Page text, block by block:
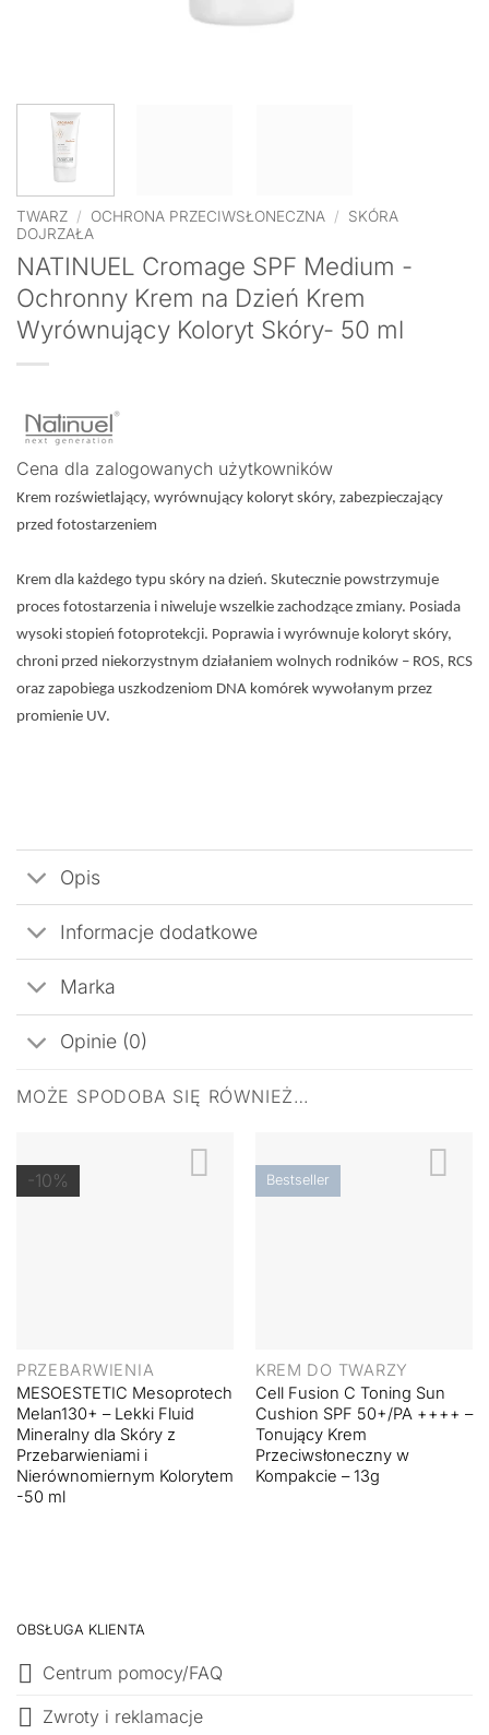
TWARZ / OCHRONA PRZECIWSŁONECZNA /
SKÓRA
DOJRZAŁA
NATINUEL Cromage SPF Medium -
Ochronny Krem na Dzień Krem
Wyrównujący Koloryt Skóry- 50 ml
Cena dla zalogowanych użytkowników
Krem rozświetlający, wyrównujący koloryt skóry, zabezpieczający
przed fotostarzeniem
Krem dla każdego typu skóry na dzień. Skutecznie powstrzymuje
proces fotostarzenia i niweluje wszelkie zachodzące zmiany. Posiada
wysoki stopień fotoprotekcji. Poprawia i wyrównuje koloryt skóry,
chroni przed niekorzystnym działaniem wolnych rodników – ROS, RCS
oraz zapobiega uszkodzeniom DNA komórek wywołanym przez
promienie UV.
Opis
Informacje dodatkowe
Marka
Opinie (0)
MOŻE SPODOBA SIĘ RÓWNIEŻ…
-10%
PRZEBARWIENIA
MESOESTETIC Mesoprotech
Melan130+ – Lekki Fluid
Mineralny dla Skóry z
Przebarwieniami i
Nierównomiernym Kolorytem
-50 ml
Bestseller
KREM DO TWARZY
Cell Fusion C Toning Sun
Cushion SPF 50+/PA ++++ –
Tonujący Krem
Przeciwsłoneczny w
Kompakcie – 13g
OBSŁUGA KLIENTA
Centrum pomocy/FAQ
Zwroty i reklamacje